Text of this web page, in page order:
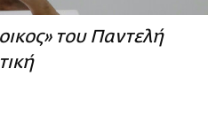
του Παντελή